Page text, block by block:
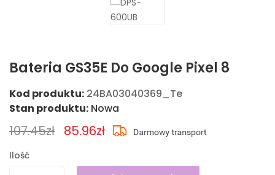
Bateria GS35E Do Google Pixel 8
Kod produktu: 24BA03040369_Te
Stan produktu: Nowa
107.45zł 85.96zł
Ilość